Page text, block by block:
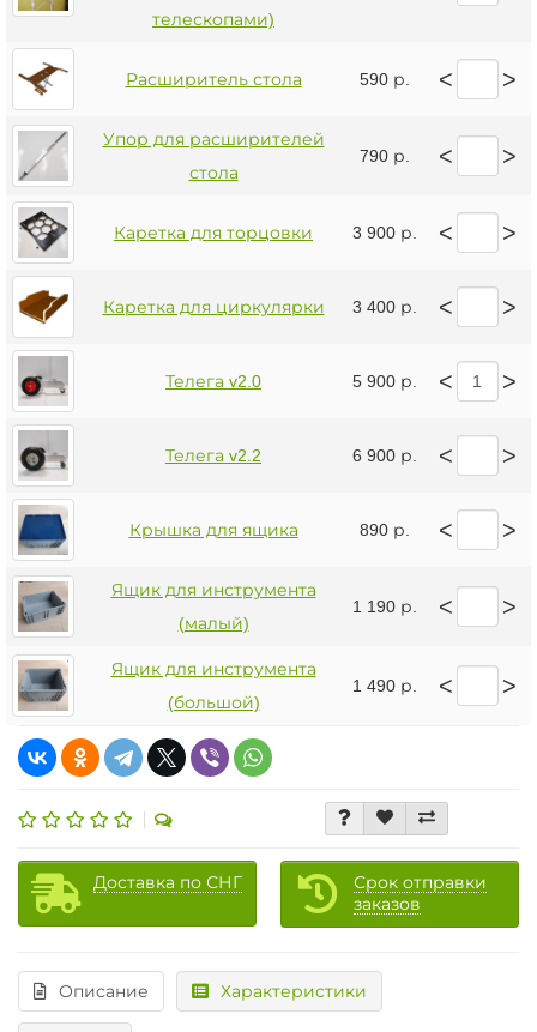
телескопами)
Расширитель стола 590 р. < >
Упор для расширителей
стола
790 р. < >
Каретка для торцовки 3 900 р. < >
Каретка для циркулярки 3 400 р. < >
Телега v2.0 5 900 р. < >
Телега v2.2 6 900 р. < >
Крышка для ящика 890 р. < >
Ящик для инструмента
(малый)
1 190 р. < >
Ящик для инструмента
(большой)
1 490 р. < >
Доставка по СНГ
Срок отправки
заказов
Описание Характеристики